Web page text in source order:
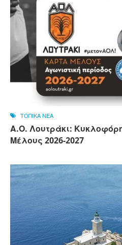
ΤΟΠΙΚΑ ΝΕΑ
Α.Ο. Λουτράκι:
Μέλους 2026-2027